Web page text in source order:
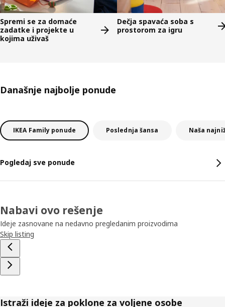
Spremi se za domaće
zadatke i projekte u
kojima uživaš
Dečja spavaća soba s
prostorom za igru
Današnje najbolje ponude
IKEA Family ponude Poslednja šansa Naša
Pogledaj sve ponude
Nabavi ovo rešenje
Ideje zasnovane na nedavno pregledanim proizvodima
Skip listing
Istraži ideje za poklone za voljene osobe